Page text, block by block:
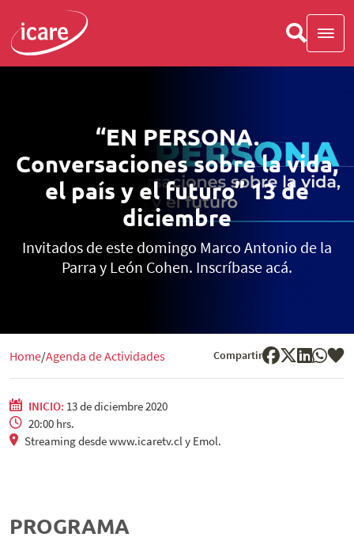
“EN PERSONA.
Conversaciones sobre la vida,
el país y el futuro” 13 de
diciembre
Invitados de este domingo Marco Antonio de la
Parra y León Cohen. Inscríbase acá.
Home Agenda de Actividades Compartir
INICIO: 13 de diciembre 2020
20:00 hrs.
Streaming desde www.icaretv.cl y Emol.
PROGRAMA